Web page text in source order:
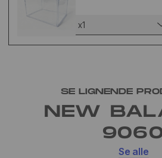
x1
SE LIGNENDE
NEW
Se alle